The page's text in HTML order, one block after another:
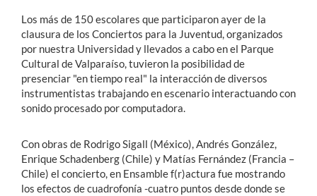
Los más de 150 escolares que participaron ayer de la
clausura de los Conciertos para la Juventud, organizados
por nuestra Universidad y llevados a cabo en el Parque
Cultural de Valparaíso, tuvieron la posibilidad de
presenciar "en tiempo real" la interacción de diversos
instrumentistas trabajando en escenario interactuando con
sonido procesado por computadora.
Con obras de Rodrigo Sigall (México), Andrés González,
Enrique Schadenberg (Chile) y Matías Fernández (Francia –
Chile) el concierto, en Ensamble f(r)actura fue mostrando
los efectos de cuadrofonía -cuatro puntos desde donde se